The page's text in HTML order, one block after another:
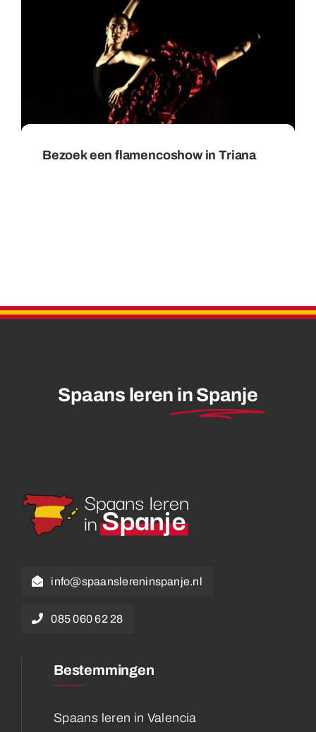
Bezoek een flamencoshow in Triana
Spaans leren in Spanje
info@spaanslereninspanje.nl
085 060 62 28
Bestemmingen
Spaans leren in Valencia